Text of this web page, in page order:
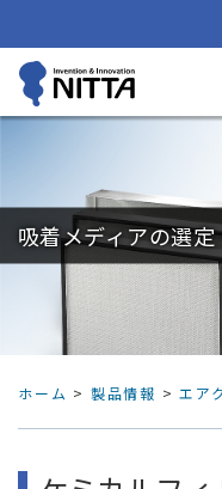
吸着メディアの選定
ホーム > 製品情報 >エア